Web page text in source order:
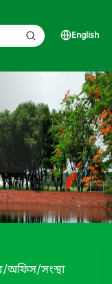
English
অফিস/সংস্থা